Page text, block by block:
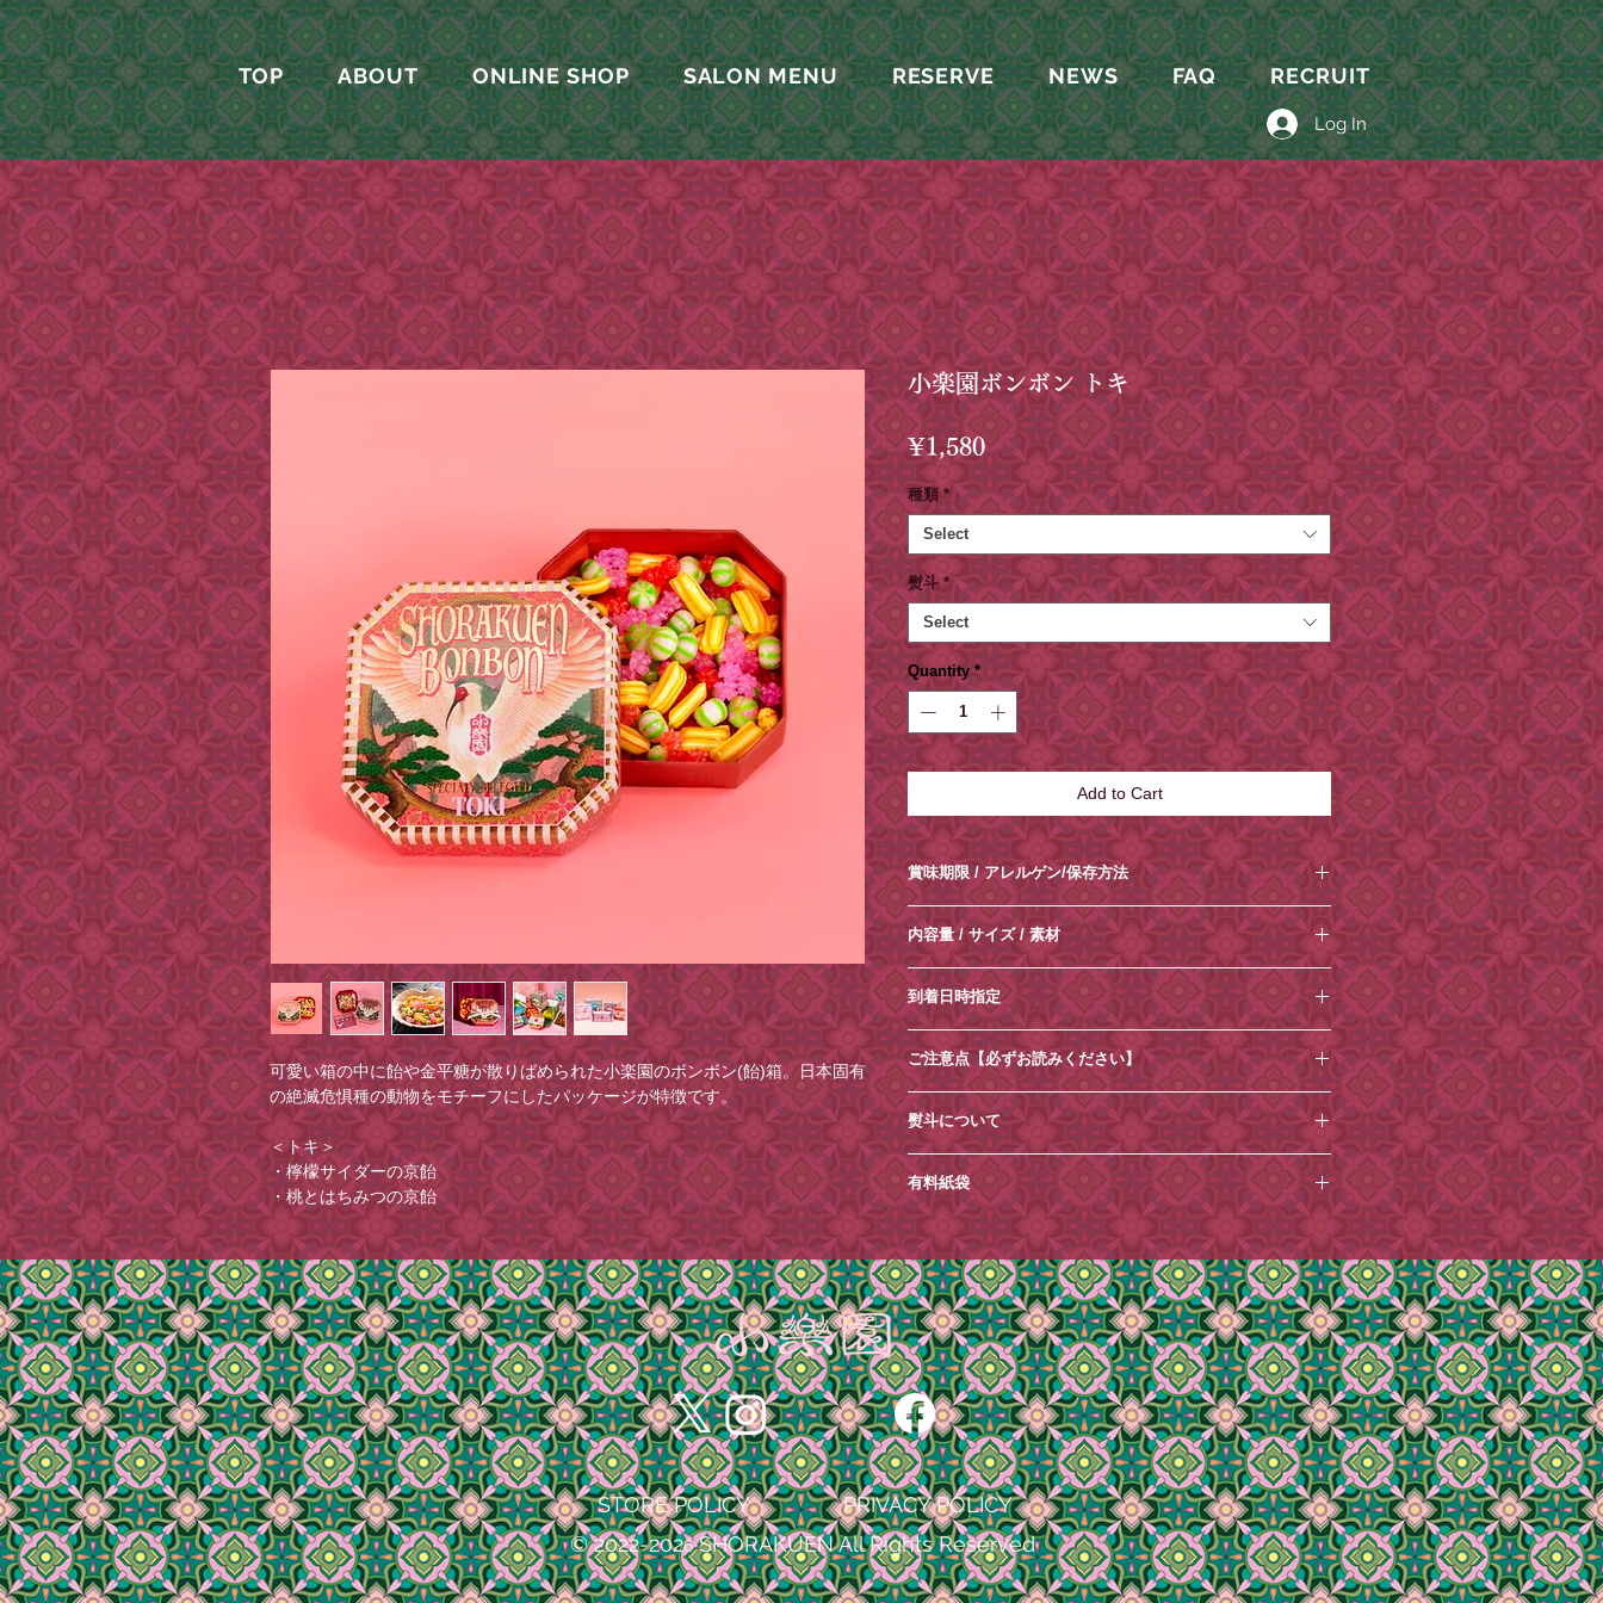
TOP ABOUT ONLINE SHOP SALON MENU RESERVE NEWS FAQ RECRUIT
Log In
可愛い箱の中に飴や金平糖が散りばめられた小楽園のボンボン(飴)箱。日本固有
の絶滅危惧種の動物をモチーフにしたパッケージが特徴です。
＜トキ＞
・檸檬サイダーの京飴
・桃とはちみつの京飴
・苺の金平糖
・林檎の金平糖
＜トキ 朱鷺、鴇、桃花鳥、紅鶴、鴾＞
学名 : Nipponia nippon
赤い顔に長いくちばしが特徴のトキは、生息地の破壊、乱獲、農薬の使用など
の要因により絶滅の危機に瀕している日本固有種の鳥で、2021年末時点での野
生の生息数は、推定478羽です。
日本では1981年に「野生絶滅」の状態になってしまいましたが、保護活動や繁
殖計画により2000年代以降は個体数が回復し、「野生絶滅（EW）」から1ラン
ク低い「絶滅危惧IA類（CR）」へと見直されました。
※この商品の売上の一部は日本の絶滅危惧種の動物を守るNACS-J（日本自然保
護協会）へ寄付されます
※各商品の賞味期限をご確認の上、ご注文ください。
小楽園ボンボン トキ
¥1,580Price
種類 *
Select
熨斗 *
Select
Quantity *
Add to Cart
賞味期限​ / アレルゲン/保存方法
⚪︎賞味期限：製造日から1ヶ月程度
⚪︎特定原材料等28品目のアレルギー表示
乳製品、大豆、ごまを含む製品と共通の設備で製造して
います。
⚪︎ 保存方法：直射日光、高温多湿を避けて保存してくだ
さい。
※賞味期限は製造日の都合上、記載日数よりも短くなる
場合がございます。 また、時期によって変更になる場合
もございます。
内容量 / サイズ / 素材
⚪︎内容量：80g​
⚪︎箱サイズ：縦10.5×横10.5×高さ3.3cm
⚪︎箱 素材：紙
到着日時指定
ご希望がございましたら、 ご注文時から1週間程度を目
安にご指定ください。それ以降の到着日時指定はお受け
できませんので、ご了承ください。
ご注文の際に
［ショッピングカート］→［備考を追加］からコメント
を追加できますので、そちらにご記入ください。
ご記入がない場合は指定なしでお送りさせていただきま
す。
※ご希望に添えない場合もございます。
※コンビニ決済のお客様は二日以内にお支払いくださ
い。(お振込みが遅れると、着日指定のご希望に添えない
場合がございますので、予めご了承ください。)
ご注意点【必ずお読みください】
・クール便での発送となります。お早めにお受けとりく
ださい。
・土日祝日は発送業務/メール対応はお休みとさせていた
だきます。
・商品内容の変更やキャンセルはお受けできません。
・ご住所の間違いが増えております、十分ご確認の上ご
注文ください。
・お送り先ご住所等の変更もお受けできかねます。
・お届け先の不備によりお届けが完了せず返送となった
場合、追加の配送料のお支払いをお願いする場合がござ
います。
・到着日時指定がございましたら必ずご注文時の「備考
欄」へ記載ください。（後からご連絡いただいても対応
出来かねる場合がございます。）
・お客様のメールのご使用環境によっては、当店からの
メールが届かない場合がございます。
「onlineshop@shorakuen.com」
「info@shorakuen.com」からのメールを受信できるよ
う、設定をお願いいたします。
・メールアドレスの誤登録、セキュリティエラー等の、
熨斗について
⚪︎ 熨斗紙のみ をご希望の場合は、[種類欄]にて通常梱包
をご選択。[熨斗欄]にてご希望の表書きをご選択くださ
い。
⚪︎梅の水引き付きの熨斗
をご希望の場合は、[種類欄]に
て梅の水引きをご選択。[熨斗欄]にてご希望の表書きを
ご選択ください。
※名入れは承っておりません。
備考欄に名前やメッセージをご入力いただいても、対応
しかねます。あらかじめご了承ください。
大口注文の場合は、onlineshop@shorakuen.com までお
問い合わせください。
有料紙袋
環境保護の一環として、小楽園オンラインショップでは
2025年4月17日から、紙袋を有料とさせていただいてお
ります。ご理解・ご協力のほどよろしくお願いいたしま
す。
紙袋はこちらからご購入いただけます。
STORE POLICY
PRIVACY POLICY
© 2022-2026SHORAKUEN All Rights Reserved